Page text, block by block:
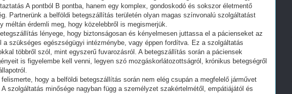
A pontból B pontba, hanem egy komplex, gondoskodó és sokszor életmentő
Partnerünk a belföldi betegszállítás területén olyan magas színvonalú szolgáltatást
méltán érdemli meg, hogy közelebbről is megismerjük.
lényege, hogy biztonságosan és kényelmesen juttassa el a pácienseket az
a szükséges egészségügyi intézménybe, vagy éppen fordítva. Ez a szolgáltatás
többről szól, mint egyszerű fuvarozásról. A betegszállítás során a páciensek
is figyelembe kell venni, legyen szó mozgáskorlátozottságról, krónikus betegségről
felismerte, hogy a belföldi betegszállítás során nem elég csupán a megfelelő járművet
szolgáltatás minősége nagyban függ a személyzet szakértelmétől, empátiájától és